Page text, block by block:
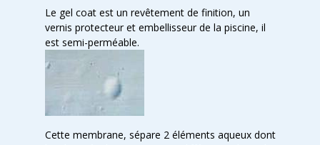
Le gel coat est un revêtement de finition, un
vernis protecteur et embellisseur de la piscine, il
est semi-perméable.
Cette membrane, sépare 2 éléments aqueux dont